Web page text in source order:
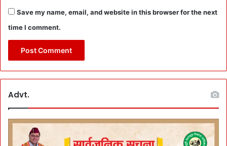
Save my name, email, and website in this browser for the next
time I comment.
Advt.